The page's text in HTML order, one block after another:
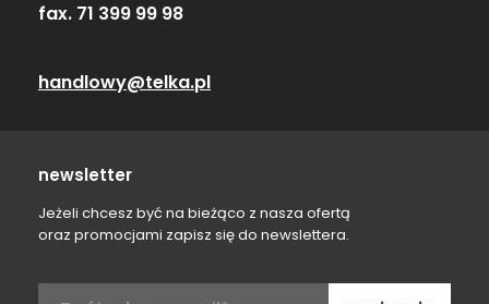
fax. 71 399 99 98
handlowy@telka.pl
newsletter
Jeżeli chcesz być na bieżąco z nasza ofertą
oraz promocjami zapisz się do newslettera.